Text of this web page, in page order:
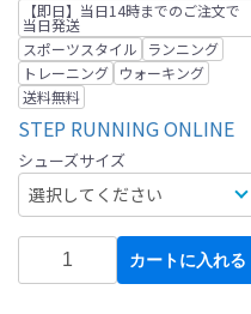
【即日】当日14時までのご注文で
当日発送
スポーツスタイル
ランニング
トレーニング ウォーキング
送料無料
STEP RUNNING ONLINE
シューズサイズ
カートに入れる